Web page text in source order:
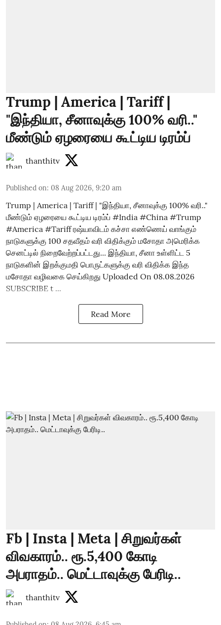
Trump | America | Tariff |
"இந்தியா, சீனாவுக்கு 100% வரி.."
மீண்டும் ஏழரையை கூட்டிய டிரம்ப்
thanthitv
Published on: 08 Aug 2026, 9:20 am
Trump | America | Tariff | "இந்தியா, சீனாவுக்கு 100% வரி.."
மீண்டும் ஏழரையை கூட்டிய டிரம்ப் #India #China #Trump
#America #Tariff ரஷ்யாவிடம் கச்சா எண்ணெய் வாங்கும்
நாடுகளுக்கு 100 சதவீதம் வரி விதிக்கும் மசோதா அமெரிக்க
செனட்டில் நிறைவேற்றப்பட்டது... இந்தியா, சீனா உள்ளிட்ட 5
நாடுகளின் இறக்குமதி பொருட்களுக்கு வரி விதிக்க இந்த
மசோதா வழிவகை செய்கிறது Uploaded On 08.08.2026
SUBSCRIBE t ...
Read More
Fb | Insta | Meta | சிறுவர்கள்
விவகாரம்.. ரூ.5,400 கோடி
அபராதம்.. மெட்டாவுக்கு பேரிடி..
thanthitv